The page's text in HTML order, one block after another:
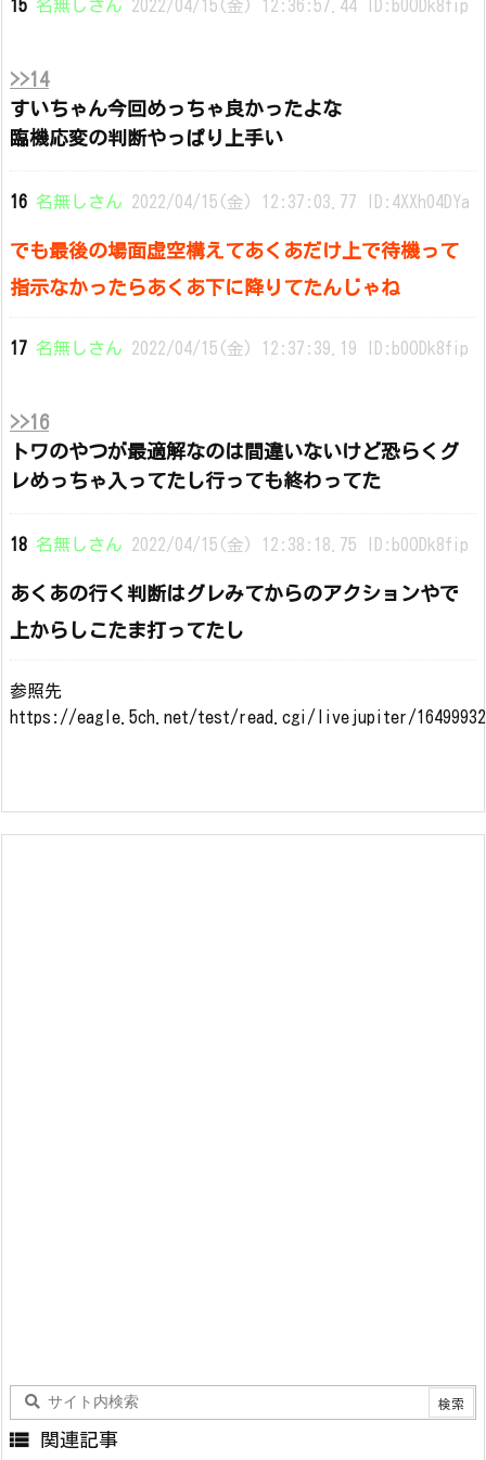
15 名無しさん 2022/04/15(金) 12:36:57.44 ID:b0ODk8fip
>>14
すいちゃん今回めっちゃ良かったよな
臨機応変の判断やっぱり上手い
16 名無しさん 2022/04/15(金) 12:37:03.77 ID:4XXh04DYa
でも最後の場面虚空構えてあくあだけ上で待機って
指示なかったらあくあ下に降りてたんじゃね
17 名無しさん 2022/04/15(金) 12:37:39.19 ID:b0ODk8fip
>>16
トワのやつが最適解なのは間違いないけど恐らくグ
レめっちゃ入ってたし行っても終わってた
18 名無しさん 2022/04/15(金) 12:38:18.75 ID:b0ODk8fip
あくあの行く判断はグレみてからのアクションやで
上からしこたま打ってたし
参照先
https://eagle.5ch.net/test/read.cgi/livejupiter/
 関連記事